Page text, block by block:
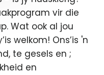
vir die
Wat ook al jou
welkom! Ons’is 'n
te gesels en ;
en